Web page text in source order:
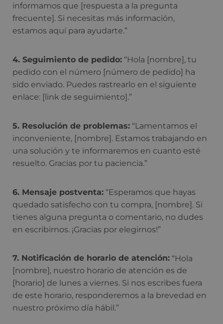
informamos que [respuesta a la pregunta
frecuente]. Si necesitas más información,
estamos aquí para ayudarte.”
4. Seguimiento de pedido: “Hola [nombre], tu
pedido con el número [número de pedido] ha
sido enviado. Puedes rastrearlo en el siguiente
enlace: [link de seguimiento].”
5. Resolución de problemas: “Lamentamos el
inconveniente, [nombre]. Estamos trabajando en
una solución y te informaremos en cuanto esté
resuelto. Gracias por tu paciencia.”
6. Mensaje postventa: “Esperamos que hayas
quedado satisfecho con tu compra, [nombre]. Si
tienes alguna pregunta o comentario, no dudes
en escribirnos. ¡Gracias por elegirnos!”
7. Notificación de horario de atención: “Hola
[nombre], nuestro horario de atención es de
[horario] de lunes a viernes. Si nos escribes fuera
de este horario, responderemos a la brevedad en
nuestro próximo día hábil.”